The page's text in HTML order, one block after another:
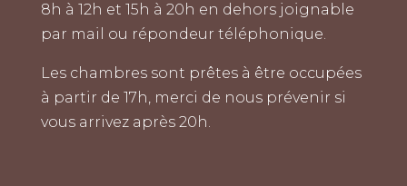
8h à 12h et 15h à 20h en dehors joignable
par mail ou répondeur téléphonique.
Les chambres sont prêtes à être occupées
à partir de 17h, merci de nous prévenir si
vous arrivez après 20h.